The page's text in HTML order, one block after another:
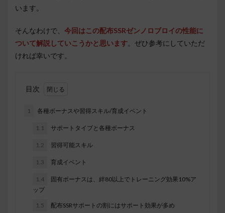
います。
そんなわけで、 今回はこの配布SSRゼンノロブロイの性能に
ついて解説していこうかと思います。ぜひ参考にしていただ
ければ幸いです。
目次
1 各種ボーナスや習得スキル/育成イベント
1.1 サポートタイプと各種ボーナス
1.2 習得可能スキル
1.3 育成イベント
1.4
固有ボーナスは、絆80以上でトレーニング効果10%ア
ップ
1.5 配布SSRサポートの割にはサポート効果が多め